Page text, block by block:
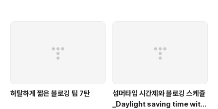
허탈하게 짧은 블로깅 팁 7탄
섬머타임 시간제와 블로깅 스케쥴
_Daylight saving time with